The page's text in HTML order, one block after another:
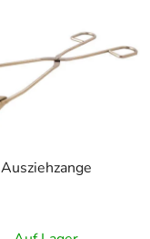
Ausziehzange